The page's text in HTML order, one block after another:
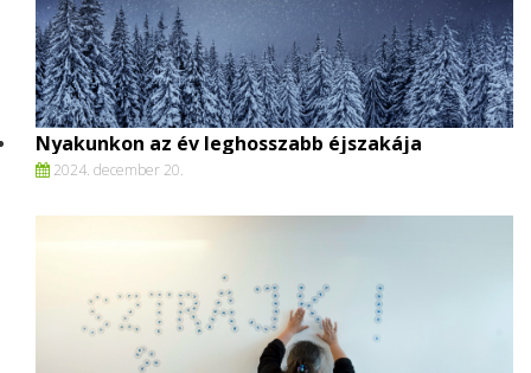
Nyakunkon az év leghosszabb éjszakája
2024. december 20.